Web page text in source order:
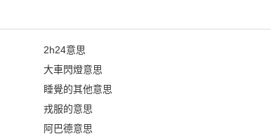
2h24意思
大車閃燈意思
睡覺的其他意思
戎服的意思
阿巴德意思